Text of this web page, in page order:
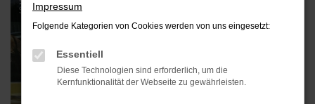
Impressum
Folgende Kategorien von Cookies werden von uns eingesetzt:
Essentiell
Diese Technologien sind erforderlich, um die
Kernfunktionalität der Webseite zu gewährleisten.